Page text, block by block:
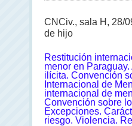
CNCiv., sala H, 28/
de hijo
Restitución
menor en
ilícita. Convención
Internacional de
internacional de
Convención sobre
Excepciones.
riesgo. Violencia.